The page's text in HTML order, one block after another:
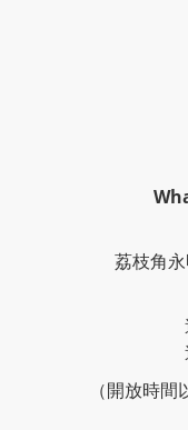
荔枝角
（開放時